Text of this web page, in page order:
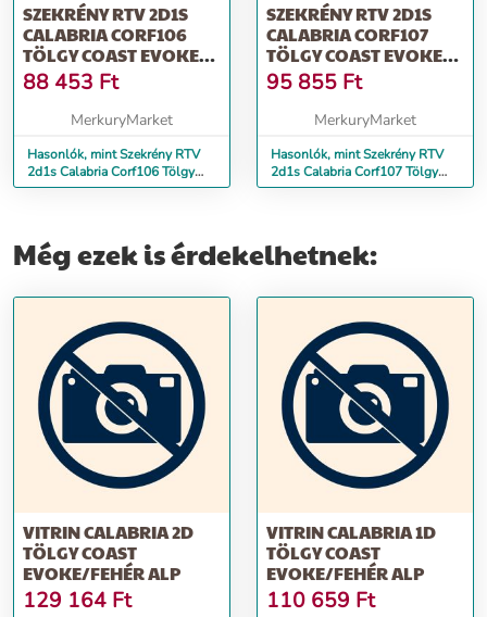
SZEKRÉNY RTV 2D1S
CALABRIA CORF106
TÖLGY COAST EVOKE
/FEHÉR ALP
88 453 Ft
MerkuryMarket
Hasonlók, mint Szekrény RTV
2d1s Calabria Corf106 Tölgy
Coast Evoke /fehér Alp
SZEKRÉNY RTV 2D1S
CALABRIA CORF107
TÖLGY COAST EVOKE
/FEHÉR ALP
95 855 Ft
MerkuryMarket
Hasonlók, mint Szekrény RTV
2d1s Calabria Corf107 Tölgy
Coast Evoke /fehér Alp
Még ezek is érdekelhetnek:
VITRIN CALABRIA 2D
TÖLGY COAST
EVOKE/FEHÉR ALP
129 164 Ft
VITRIN CALABRIA 1D
TÖLGY COAST
EVOKE/FEHÉR ALP
110 659 Ft